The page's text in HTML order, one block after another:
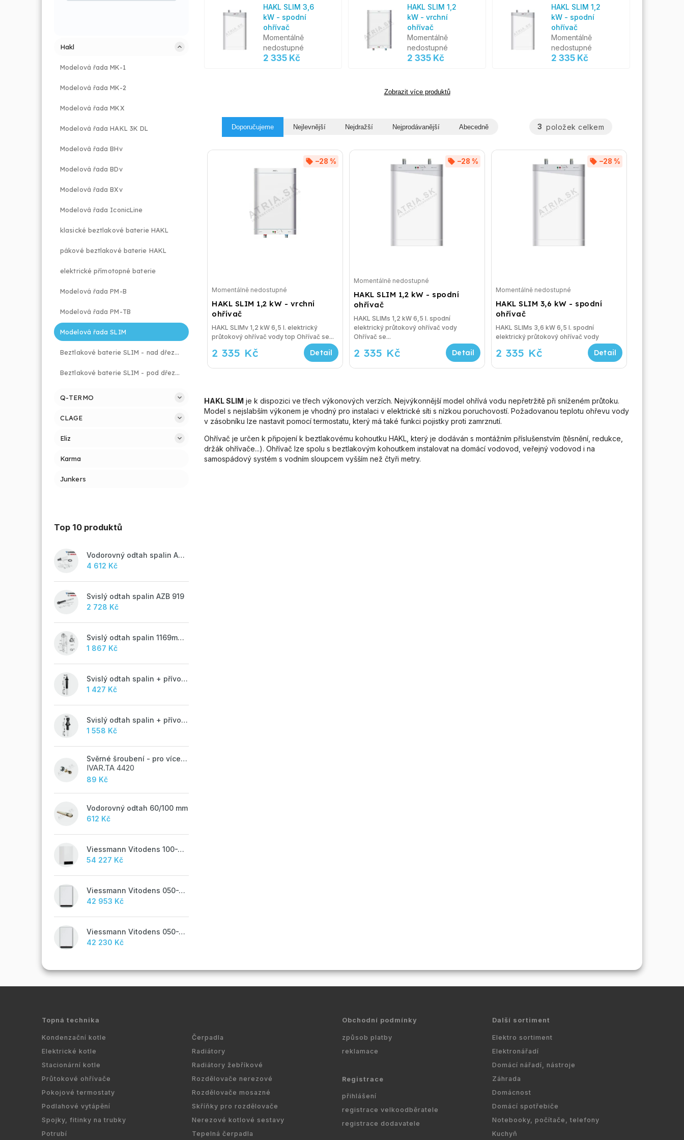
Hakl
Modelová řada MK-1
Modelová řada MK-2
Modelová řada MKX
Modelová řada HAKL 3K DL
Modelová řada BHv
Modelová řada BDv
Modelová řada BXv
Modelová řada IconicLine
klasické beztlakové baterie HAKL
pákové beztlakové baterie HAKL
elektrické přímotopné baterie
Modelová řada PM-B
Modelová řada PM-TB
Modelová řada SLIM
Beztlakové baterie SLIM - nad dřezem, nad umyvadlem
Beztlakové baterie SLIM - pod dřezem, pod umyvadlem
Q-TERMO
CLAGE
Eliz
Karma
Junkers
Top 10 produktů
Vodorovný odtah spalin AZB 918
4 612 Kč
Svislý odtah spalin AZB 919
2 728 Kč
Svislý odtah spalin 1169mm, AZB 917
1 867 Kč
Svislý odtah spalin + přívod vzduchu 60/100 mm - M
1 427 Kč
Svislý odtah spalin + přívod vzduchu 60/100 mm - A
1 558 Kč
Svěrné šroubení - pro vícevrstvé potrubí ALPEX - 16x2 ALU-EK
IVAR.TA 4420
89 Kč
Vodorovný odtah 60/100 mm
612 Kč
Viessmann Vitodens 100-W, 19 kW
54 227 Kč
Viessmann Vitodens 050-W, 19 kW, TUV
42 953 Kč
Viessmann Vitodens 050-W, 19 kW
42 230 Kč
HAKL SLIM 3,6
kW - spodní
ohřívač
Momentálně
nedostupné
2 335 Kč
HAKL SLIM 1,2
kW - vrchní
ohřívač
Momentálně
nedostupné
2 335 Kč
HAKL SLIM 1,2
kW - spodní
ohřívač
Momentálně
nedostupné
2 335 Kč
Zobrazit více produktů
Doporučujeme Nejlevnější Nejdražší Nejprodávanější Abecedně 3 položek celkem
HAKL SLIM 1,2 kW - vrchní
ohřívač
–28 %
Momentálně nedostupné
2 335 Kč
HAKL SLIMv 1,2 kW 6,5 l. elektrický
průtokový ohřívač vody top Ohřívač se...
HAKL SLIM 1,2 kW - spodní
ohřívač
–28 %
Momentálně nedostupné
2 335 Kč
HAKL SLIMs 1,2 kW 6,5 l. spodní
elektrický průtokový ohřívač vody
Ohřívač se...
HAKL SLIM 3,6 kW - spodní
ohřívač
–28 %
Momentálně nedostupné
2 335 Kč
HAKL SLIMs 3,6 kW 6,5 l. spodní
elektrický průtokový ohřívač vody
HAKL SLIM je k dispozici ve třech výkonových verzích. Nejvýkonnější model ohřívá vodu nepřetržitě při sníženém průtoku.
Model s nejslabším výkonem je vhodný pro instalaci v elektrické síti s nízkou poruchovostí. Požadovanou teplotu ohřevu vody
v zásobníku lze nastavit pomocí termostatu, který má také funkci pojistky proti zamrznutí.
Ohřívač je určen k připojení k beztlakovému kohoutku HAKL, který je dodáván s montážním příslušenstvím (těsnění, redukce,
držák ohřívače...). Ohřívač lze spolu s beztlakovým kohoutkem instalovat na domácí vodovod, veřejný vodovod i na
samospádový systém s vodním sloupcem vyšším než čtyři metry.
Topná technika
Kondenzační kotle
Elektrické kotle
Stacionární kotle
Průtokové ohřívače
Pokojové termostaty
Podlahové vytápění
Spojky, fitinky na trubky
Potrubí
Čerpadla
Radiátory
Radiátory žebříkové
Rozdělovače nerezové
Rozdělovače mosazné
Skříňky pro rozdělovače
Nerezové kotlové sestavy
Tepelná čerpadla
Obchodní podmínky
způsob platby
reklamace
Registrace
přihlášení
registrace velkoodběratele
registrace dodavatele
Další sortiment
Elektro sortiment
Elektronářadí
Domácí nářadí, nástroje
Záhrada
Domácnost
Domácí spotřebiče
Notebooky, počítače, telefony
Kuchyň